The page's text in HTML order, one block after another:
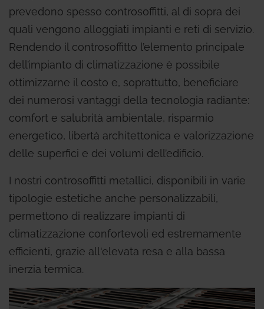
prevedono spesso controsoffitti, al di sopra dei
quali vengono alloggiati impianti e reti di servizio.
Rendendo il controsoffitto l’elemento principale
dell’impianto di climatizzazione è possibile
ottimizzarne il costo e, soprattutto, beneficiare
dei numerosi vantaggi della tecnologia radiante:
comfort e salubrità ambientale, risparmio
energetico, libertà architettonica e valorizzazione
delle superfici e dei volumi dell’edificio.
I nostri controsoffitti metallici, disponibili in varie
tipologie estetiche anche personalizzabili,
permettono di realizzare impianti di
climatizzazione confortevoli ed estremamente
efficienti, grazie all'elevata resa e alla bassa
inerzia termica.